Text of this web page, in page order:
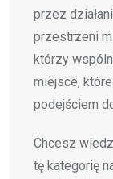
przez
przestrzeni
którzy
miejsce,
podejściem
Chcesz
tę kategorię